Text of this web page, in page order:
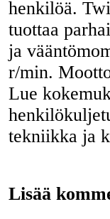
henkilöä.
tuottaa
ja
r/min.
Lue
tekniikka ja
Lisää